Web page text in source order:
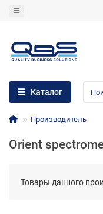
Каталог
Производитель
Orient
Товары данного